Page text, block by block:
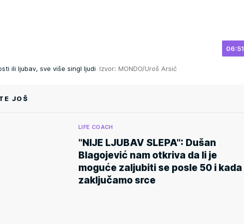
06:51
ili ljubav, sve više singl ljudi Izvor: MONDO/Uroš Arsić
JOŠ
LIFE COACH
"NIJE LJUBAV SLEPA": Dušan
Blagojević nam otkriva da li je
moguće zaljubiti se posle 50 i kada
zaključamo srce